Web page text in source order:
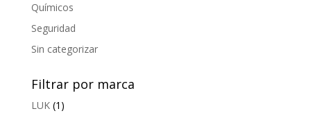
Químicos
Seguridad
Sin categorizar
Filtrar por marca
LUK (1)